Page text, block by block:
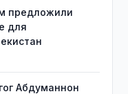
предложили
для
Абдуманнон